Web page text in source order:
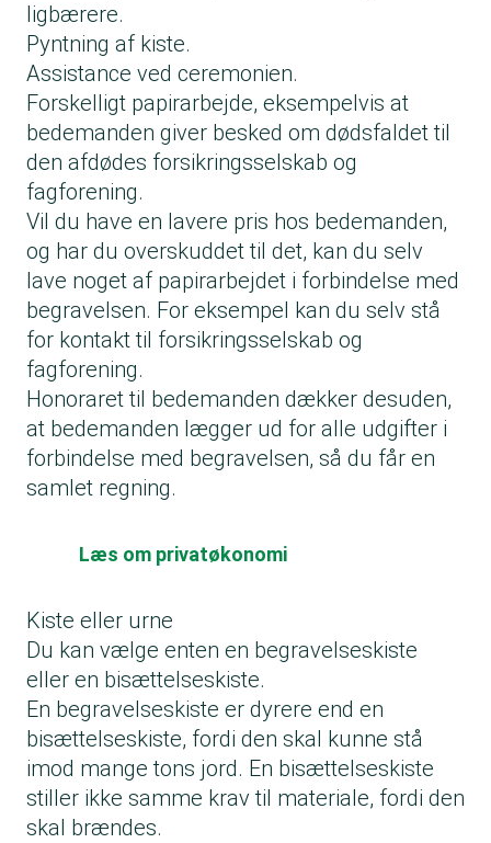
ligbærere.
Pyntning af kiste.
Assistance ved ceremonien.
Forskelligt papirarbejde, eksempelvis at
bedemanden giver besked om dødsfaldet til
den afdødes forsikringsselskab og
fagforening.
Vil du have en lavere pris hos bedemanden,
og har du overskuddet til det, kan du selv
lave noget af papirarbejdet i forbindelse med
begravelsen. For eksempel kan du selv stå
for kontakt til forsikringsselskab og
fagforening.
Honoraret til bedemanden dækker desuden,
at bedemanden lægger ud for alle udgifter i
forbindelse med begravelsen, så du får en
samlet regning.
Læs om privatøkonomi
Kiste eller urne
Du kan vælge enten en begravelseskiste
eller en bisættelseskiste.
En begravelseskiste er dyrere end en
bisættelseskiste, fordi den skal kunne stå
imod mange tons jord. En bisættelseskiste
stiller ikke samme krav til materiale, fordi den
skal brændes.